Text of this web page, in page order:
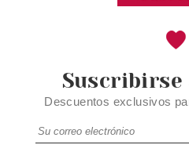
Descuentos exclusivos